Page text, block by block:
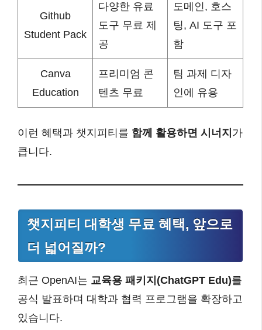
Github
Student Pack
다양한 유료
도구 무료 제
공
도메인, 호스
팅, AI 도구 포
함
Canva
Education
프리미엄 콘
텐츠 무료
팀 과제 디자
인에 유용
이런 혜택과 챗지피티를 함께 활용하면 시너지 가
큽니다.
챗지피티 대학생 무료 혜택, 앞으로
더 넓어질까?
최근 OpenAI는 교육용 패키지(ChatGPT Edu)를
공식 발표하며 대학과 협력 프로그램을 확장하고
있습니다.